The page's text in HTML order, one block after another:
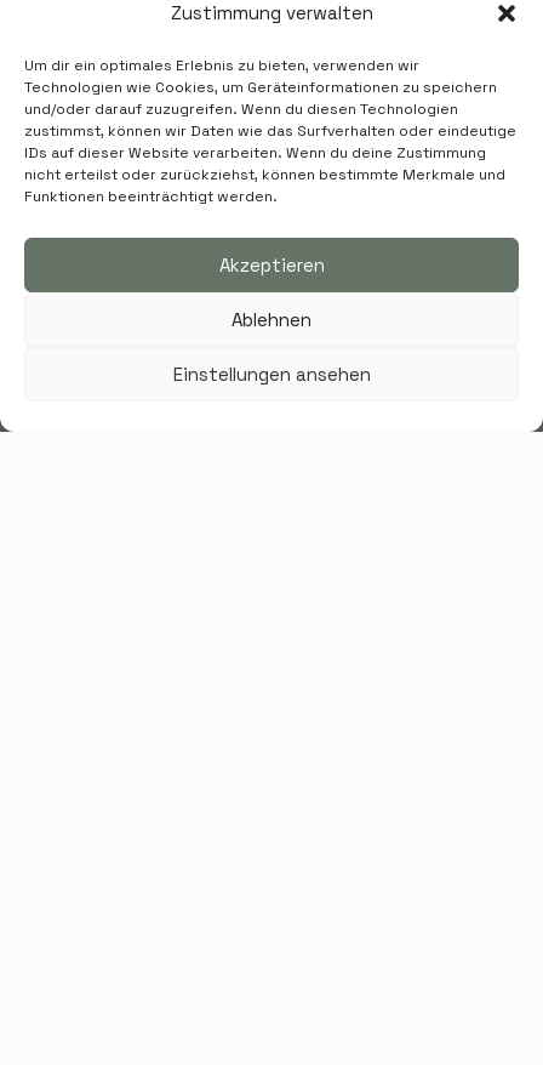
Zustimmung verwalten
Um dir ein optimales Erlebnis zu bieten, verwenden wir
Technologien wie Cookies, um Geräteinformationen zu speichern
und/oder darauf zuzugreifen. Wenn du diesen Technologien
zustimmst, können wir Daten wie das Surfverhalten oder eindeutige
IDs auf dieser Website verarbeiten. Wenn du deine Zustimmung
nicht erteilst oder zurückziehst, können bestimmte Merkmale und
Funktionen beeinträchtigt werden.
Akzeptieren
Ablehnen
Einstellungen ansehen
Impressum